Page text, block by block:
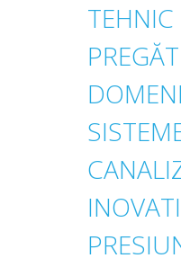
TEHNIC